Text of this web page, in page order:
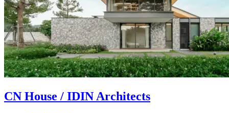
CN House / IDIN Architects